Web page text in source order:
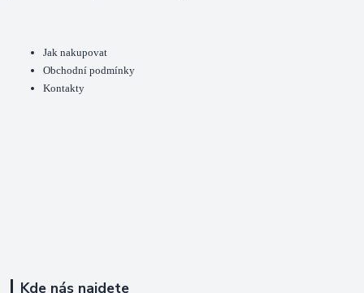
Jak nakupovat
Obchodní podmínky
Kontakty
Kde nás najdete